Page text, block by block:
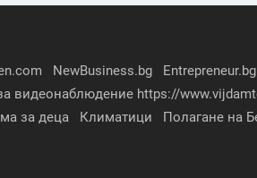
NewBusiness.bg Entrepreneur.bg
видеонаблюдение https://
за деца Климатици Полагане на